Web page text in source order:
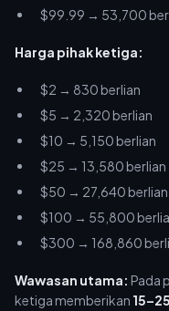
$99.99 → 53,700
Harga pihak ketiga:
$2 → 830 berlian
$5 → 2,320 berlian
$10 → 5,150 berlian
$25 → 13,580 berlian
$50 → 27,640 berlian
$100 → 55,800
$300 → 168,860
Wawasan utama: Pada
ketiga memberikan